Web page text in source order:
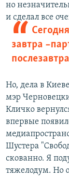
но
и сделал все
завтра
Но, дела в
мэр
Кличко
впервые
Шустера
скованно. Я
тяжелодум. Но